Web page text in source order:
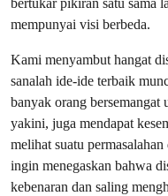
mempunyai visi berbeda.
Kami menyambut hangat
sanalah ide-ide terbaik
banyak orang bersemangat
yakini, juga mendapat
melihat suatu
ingin menegaskan bahwa
kebenaran dan saling